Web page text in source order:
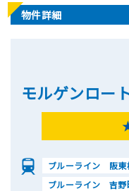
物件詳細
モルゲンロー
ブルーライン 阪
ブルーライン 吉